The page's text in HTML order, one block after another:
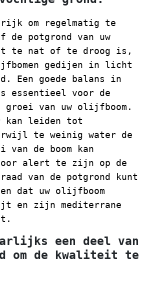
om regelmatig te
de potgrond van uw
te nat of te droog is,
gedijen in licht
Een goede balans in
essentieel voor de
groei van uw olijfboom.
kan leiden tot
te weinig water de
de boom kan
Door alert te zijn op de
van de potgrond kunt
dat uw olijfboom
en zijn mediterrane
een deel van
om de kwaliteit te